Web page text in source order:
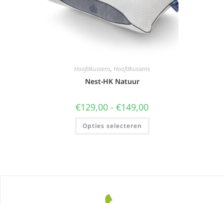
Hoofdkussens, Hoofdkussens
Nest-HK Natuur
€129,00 - €149,00
Opties selecteren